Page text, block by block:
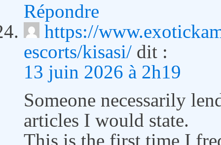
Répondre
https://
escorts/kisasi/ dit :
13 juin 2026 à 2h19
Someone necessarily
articles I would state.
This is the first time I